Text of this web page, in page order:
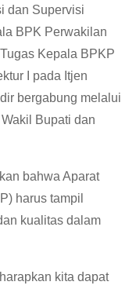
dan Supervisi
BPK Perwakilan
Kepala BPKP
I pada Itjen
bergabung melalui
Bupati dan
bahwa Aparat
harus tampil
kualitas dalam
kita dapat